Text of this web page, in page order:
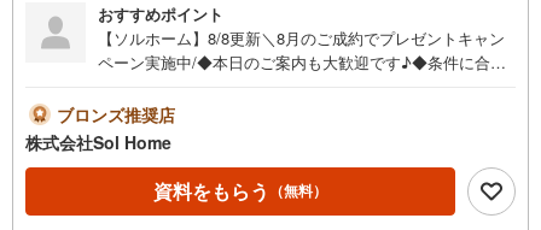
おすすめポイント
【ソルホーム】8/8更新＼8月のご成約でプレゼントキャン
ペーン実施中/◆本日のご案内も大歓迎です♪◆条件に合っ
欲しい、ローン相談をしたい、小さな疑問なども大歓迎で
す♪》＝＝＝＝＝＝＝＝＝＝＝＝＝＝＝＝＝＝＝＝＝＝＝
時間はお電話が繋がりやすくなっております。ぜひお気軽
にご連絡下さい！現地を見学される場合は「室内・現地を
ブロンズ推奨店
株式会社Sol Home
資料をもらう （無料）